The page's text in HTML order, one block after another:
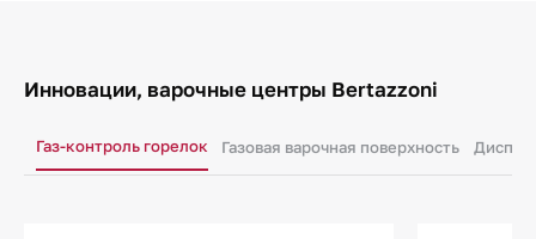
Инновации, варочные центры Bertazzoni
Газ-контроль горелок Газовая варочная поверхность